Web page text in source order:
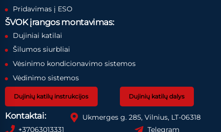
Pridavimas į ESO
ŠVOK įrangos montavimas:
Dujiniai katilai
Šilumos siurbliai
Vėsinimo kondicionavimo sistemos
Vėdinimo sistemos
Dujinių katilų instrukcijos Dujinių katilų dalys
Kontaktai:
Ukmerges g. 285, Vilnius, LT-06318
+37063013331
Telegram